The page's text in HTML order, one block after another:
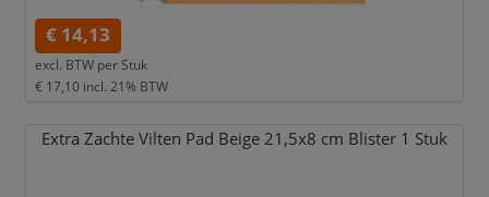
€ 14,13
excl. BTW per Stuk
€ 17,10 incl. 21% BTW
Extra Zachte Vilten Pad Beige 21,5x8 cm Blister 1 Stuk